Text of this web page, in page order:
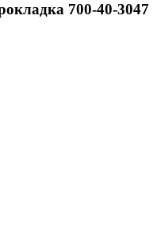
700-40-3047